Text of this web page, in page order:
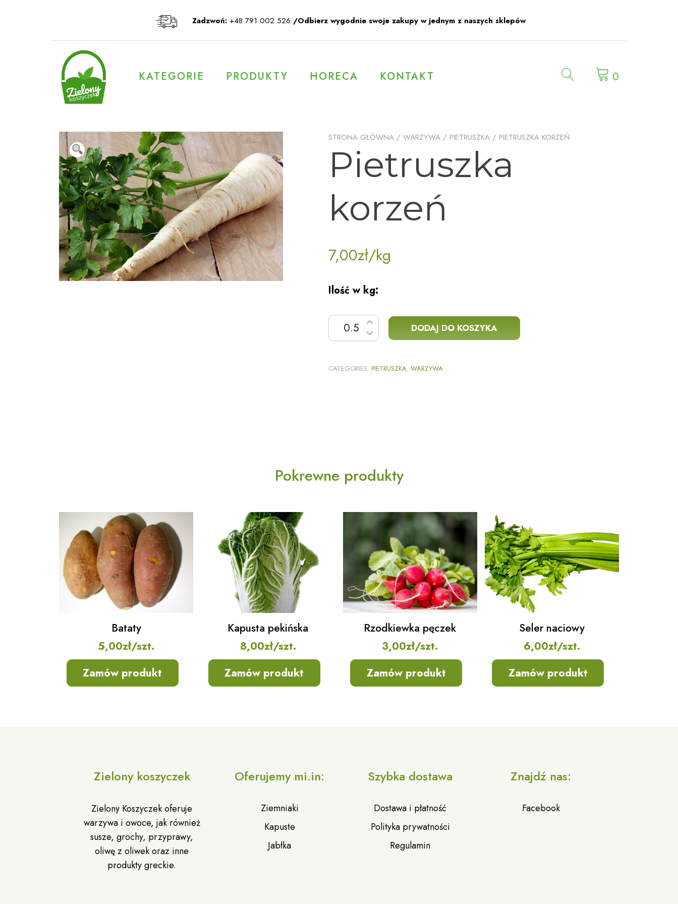
Zadzwoń: +48 791 002 526 /Odbierz wygodnie swoje zakupy w jednym z naszych sklepów
KATEGORIE PRODUKTY HORECA KONTAKT 0
STRONA GŁÓWNA / WARZYWA / PIETRUSZKA / PIETRUSZKA KORZEŃ
Pietruszka
korzeń
7,00zł/kg
Ilość w kg:
ilość Pietruszka korzeńDODAJ DO KOSZYKA
CATEGORIES: PIETRUSZKA, WARZYWA
Pokrewne produkty
Bataty
5,00zł/szt.
Zamów produkt
Kapusta pekińska
8,00zł/szt.
Zamów produkt
Rzodkiewka pęczek
3,00zł/szt.
Zamów produkt
Seler naciowy
6,00zł/szt.
Zamów produkt
Zielony koszyczek
Zielony Koszyczek oferuje
warzywa i owoce, jak również
susze, grochy, przyprawy,
oliwę z oliwek oraz inne
produkty greckie.
Oferujemy mi.in:
Ziemniaki
Kapuste
Jabłka
Szybka dostawa
Dostawa i płatność
Polityka prywatności
Regulamin
Znajdź nas:
Facebook